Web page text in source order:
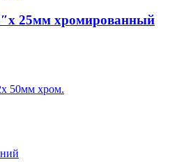
25мм хромированный